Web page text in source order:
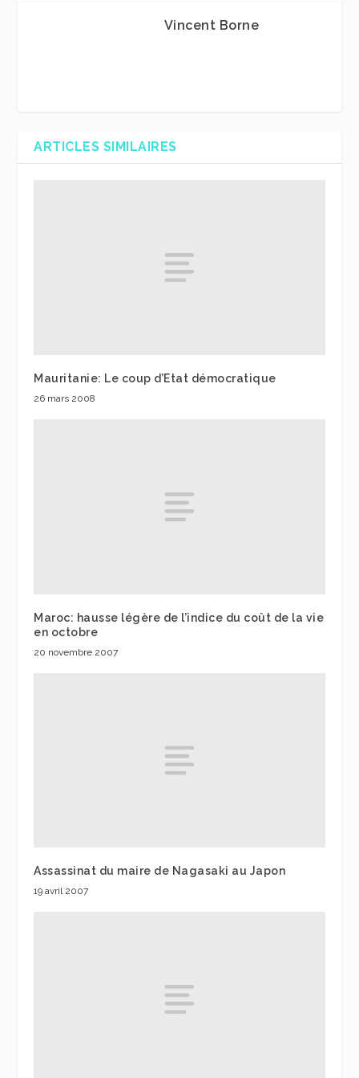
Vincent Borne
ARTICLES SIMILAIRES
Mauritanie: Le coup d’Etat démocratique
26 mars 2008
Maroc: hausse légère de l’indice du coût de la vie
en octobre
20 novembre 2007
Assassinat du maire de Nagasaki au Japon
19 avril 2007